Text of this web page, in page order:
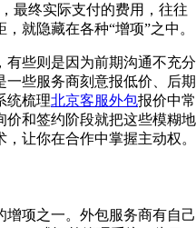
最终实际支付的费用，往往
就隐藏在各种“增项”之中。
些则是因为前期沟通不充分
些服务商刻意报低价、后期
统梳理北京客服外包报价中常
价和签约阶段就把这些模糊地
让你在合作中掌握主动权。
项之一。外包服务商有自己